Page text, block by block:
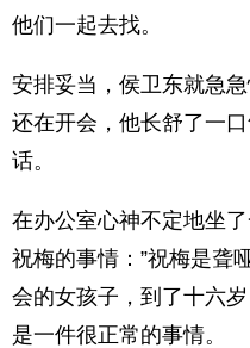
他们一起去找。
安排妥当，侯卫东就急
还在开会，他长舒了一
话。
在办公室心神不定地坐
祝梅的事情：”祝梅是聋
会的女孩子，到了十六
是一件很正常的事情。